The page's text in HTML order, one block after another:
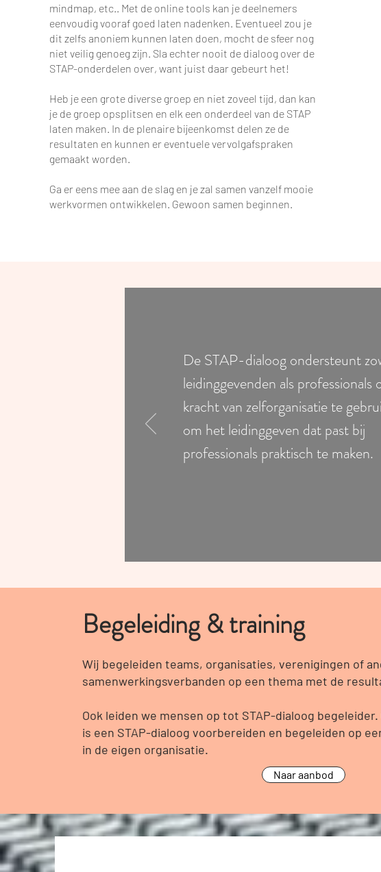
mindmap, etc.. Met de online tools kan je deelnemers
eenvoudig vooraf goed laten nadenken. Eventueel zou je
dit zelfs anoniem kunnen laten doen, mocht de sfeer nog
niet veilig genoeg zijn. Sla echter nooit de dialoog over de
STAP-onderdelen over, want juist daar gebeurt het!
Heb je een grote diverse groep en niet zoveel tijd, dan kan
je de groep opsplitsen en elk een onderdeel van de STAP
laten maken. In de plenaire bijeenkomst delen ze de
resultaten en kunnen er eventuele vervolgafspraken
gemaakt worden.
Ga er eens mee aan de slag en je zal samen vanzelf mooie
werkvormen ontwikkelen. Gewoon samen beginnen.
De STAP-dialoog ondersteunt
leidinggevenden als professionals
kracht van zelforganisatie te
om het leidinggeven dat past bij
professionals praktisch te maken.
Begeleiding & training
Wij begeleiden teams, organisaties, verenigingen of
samenwerkingsverbanden op een thema met de
Ook leiden we mensen op tot STAP-dialoog
is een STAP-dialoog voorbereiden en begeleiden op
in de eigen organisatie.
Naar aanbod